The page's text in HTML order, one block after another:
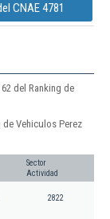
CNAE 4781
del Ranking de
Vehiculos Perez
Sector
Actividad
2822